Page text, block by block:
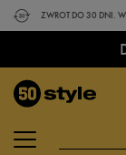
ZWROT DO 30 DNI.